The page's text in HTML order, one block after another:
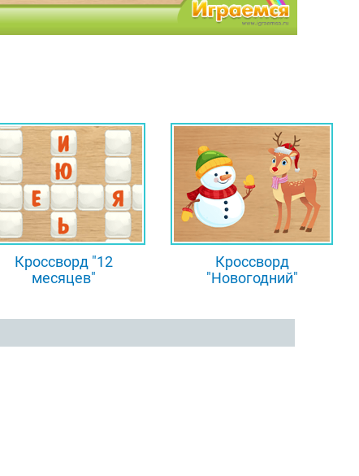
Кроссворд "12
месяцев"
Кроссворд
"Новогодний"